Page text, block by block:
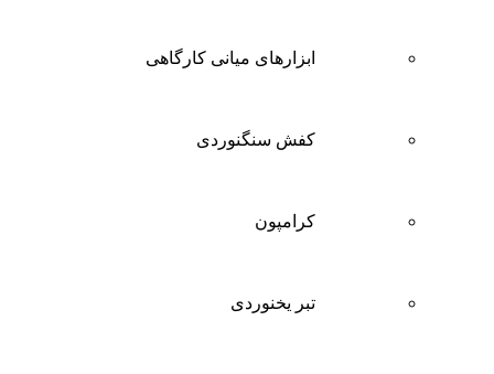
ابزارهای میانی کارگاهی
کفش سنگنوردی
کرامپون
تبر یخنوردی